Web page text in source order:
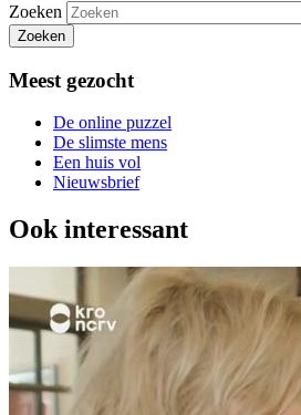
Zoeken
Zoeken
Meest gezocht
De online puzzel
De slimste mens
Een huis vol
Nieuwsbrief
Ook interessant